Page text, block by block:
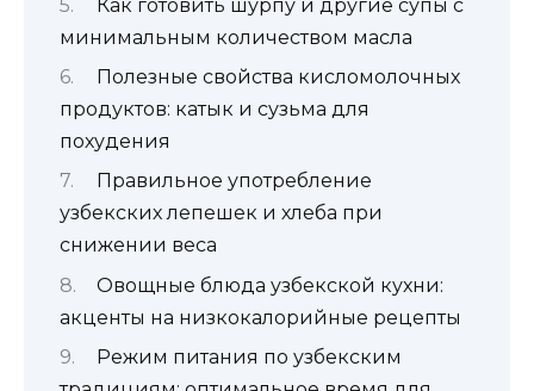
Как готовить шурпу и другие супы с
минимальным количеством масла
Полезные свойства кисломолочных
продуктов: катык и сузьма для
похудения
Правильное употребление
узбекских лепешек и хлеба при
снижении веса
Овощные блюда узбекской кухни:
акценты на низкокалорийные рецепты
Режим питания по узбекским